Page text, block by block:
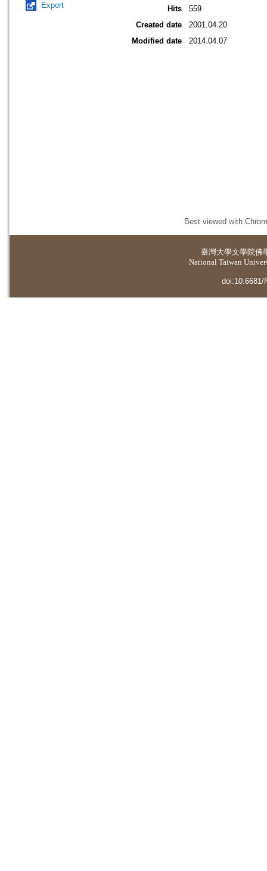
Export
Hits
559
Created date
2001.04.20
Modified date
2014.04.07
Best viewed with
臺灣大學文學院佛
National Taiwan
doi:10.6681/